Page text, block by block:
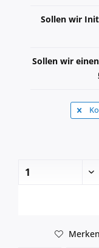
Sollen wir
Sollen wir
Merken